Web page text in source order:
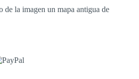
la imagen un mapa antigua de